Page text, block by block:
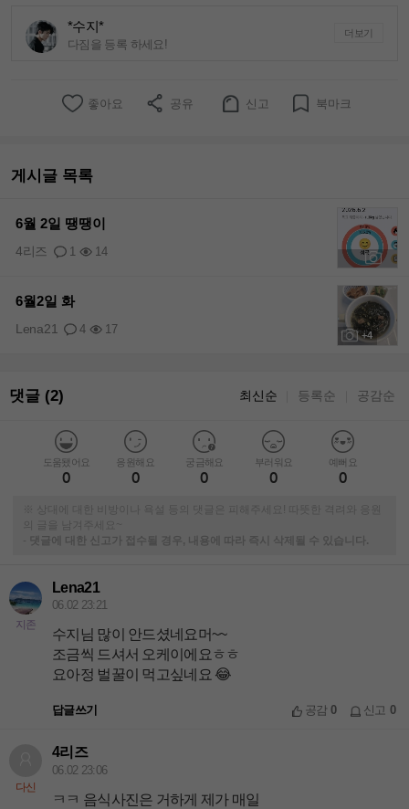
*수지*
다짐을 등록 하세요!
더보기
좋아요 공유 신고 북마크
게시글 목록
6월 2일 땡땡이
1 14
4리즈
+4
6월2일 화
4 17
Lena21
댓글 (2) 최신순 등록순 공감순
도움됐어요
0
응원해요
0
궁금해요
0
부러워요
0
예뻐요
0
※ 상대에 대한 비방이나 욕설 등의 댓글은 피해주세요! 따뜻한 격려와 응원
의 글을 남겨주세요~
-
댓글에 대한 신고가 접수될 경우, 내용에 따라 즉시 삭제될 수 있습니다.
지존
Lena21
06.02 23:21
수지님 많이 안드셨네요머~~
조금씩 드셔서 오케이에요ㅎㅎ
요아정 벌꿀이 먹고싶네요 😂
답글쓰기 공감0 신고 0
다신
4리즈
06.02 23:06
ㅋㅋ 음식사진은 거하게 제가 매일